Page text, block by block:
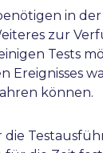
in
zur
Tests
Ereignisses
können.
die